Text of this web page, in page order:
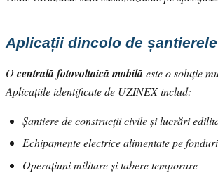
Aplicații dincolo de
Ocentrală fotovoltaică mobilăeste o soluție
Aplicațiile identificate de UZINEX includ:
Șantiere de construcții civile și lucrări
Echipamente electrice alimentate pe
Operațiuni militare și tabere temporare